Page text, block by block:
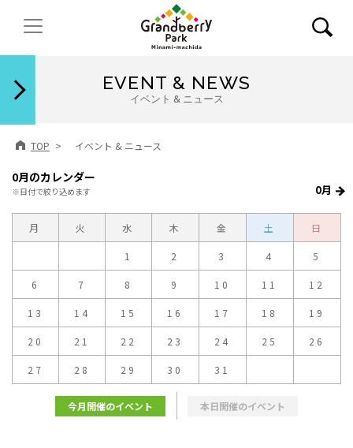
EVENT & NEWS
イベント & ニュース
TOP イベント & ニュース
0月のカレンダー
※日付で絞り込めます 0月
月 火 水 木 金 土 日
1 2 3 4 5
6 7 8 9 10 11 12
13 14 15 16 17 18 19
20 21 22 23 24 25 26
27 28 29 30 31
今月開催のイベント 本日開催のイベント
閉じる